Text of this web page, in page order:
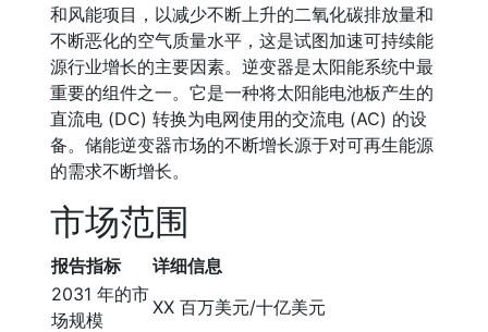
和风能项目，以减少不断上升的二氧化碳排放量和
不断恶化的空气质量水平，这是试图加速可持续能
源行业增长的主要因素。逆变器是太阳能系统中最
重要的组件之一。它是一种将太阳能电池板产生的
直流电 (DC) 转换为电网使用的交流电 (AC) 的设
备。储能逆变器市场的不断增长源于对可再生能源
的需求不断增长。
市场范围
报告指标
详细信息
2031 年的市
场规模
XX 百万美元/十亿美元